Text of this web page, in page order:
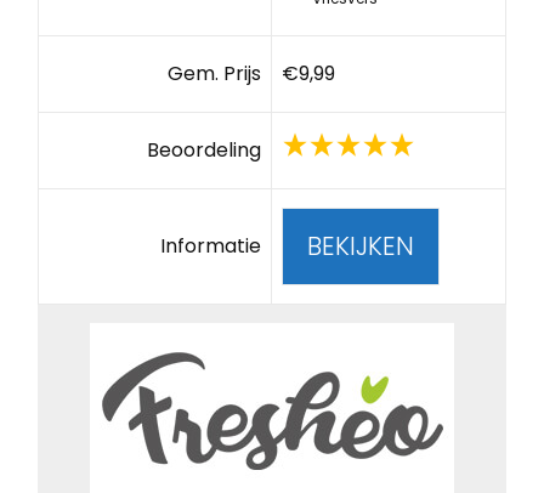
Gem. Prijs €9,99
Beoordeling
Informatie BEKIJKEN